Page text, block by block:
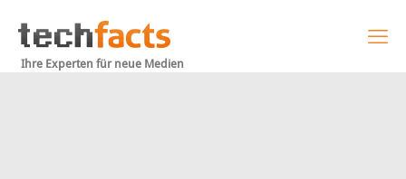
Ihre Experten für neue Medien